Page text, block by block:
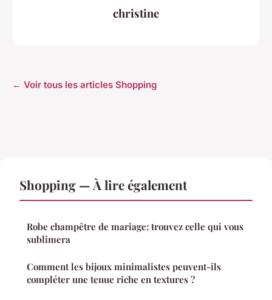
christine
← Voir tous les articles Shopping
Shopping — À lire également
Robe champêtre de mariage: trouvez celle qui vous
sublimera
Comment les bijoux minimalistes peuvent-ils
compléter une tenue riche en textures ?